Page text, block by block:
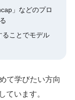
」などのプロ
ることでモデル
て学びたい方向
ています。